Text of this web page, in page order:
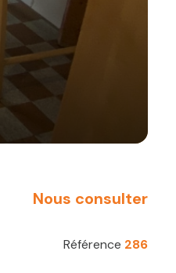
Nous consulter
Référence 286